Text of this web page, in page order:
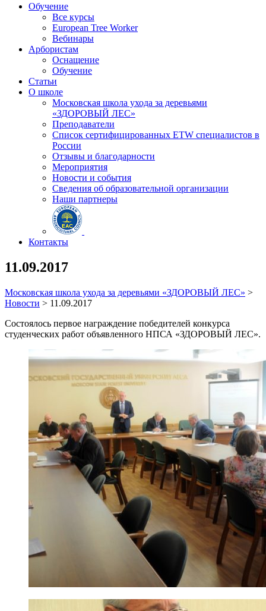
Обучение
Все курсы
European Tree Worker
Вебинары
Арбористам
Оснащение
Обучение
Статьи
О школе
Московская школа ухода за деревьями
«ЗДОРОВЫЙ ЛЕС»
Преподаватели
Список сертифицированных ETW специалистов в
России
Отзывы и благодарности
Мероприятия
Новости и события
Сведения об образовательной организации
Наши партнеры
Контакты
11.09.2017
Московская школа ухода за деревьями «ЗДОРОВЫЙ ЛЕС» >
Новости > 11.09.2017
Состоялось первое награждение победителей конкурса
студенческих работ объявленного НПСА «ЗДОРОВЫЙ ЛЕС».